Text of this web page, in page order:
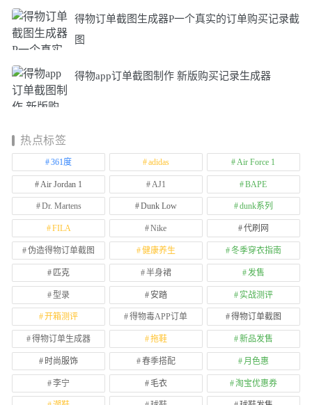
得物订单截图生成器P一个真实的订单购买记录截
图
得物app订单截图制作 新版购买记录生成器
热点标签
361度 adidas Air Force 1
Air Jordan 1 AJ1 BAPE
Dr. Martens Dunk Low dunk系列
FILA Nike 代刷网
伪造得物订单截图 健康养生 冬季穿衣指南
匹克 半身裙 发售
型录 安踏 实战测评
开箱测评 得物毒APP订单 得物订单截图
得物订单生成器 拖鞋 新品发售
时尚服饰 春季搭配 月色惠
李宁 毛衣 淘宝优惠券